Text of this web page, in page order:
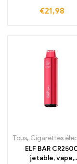
€21,98
Tous, Cigarettes électroniques
ELF BAR
jetable, vape,